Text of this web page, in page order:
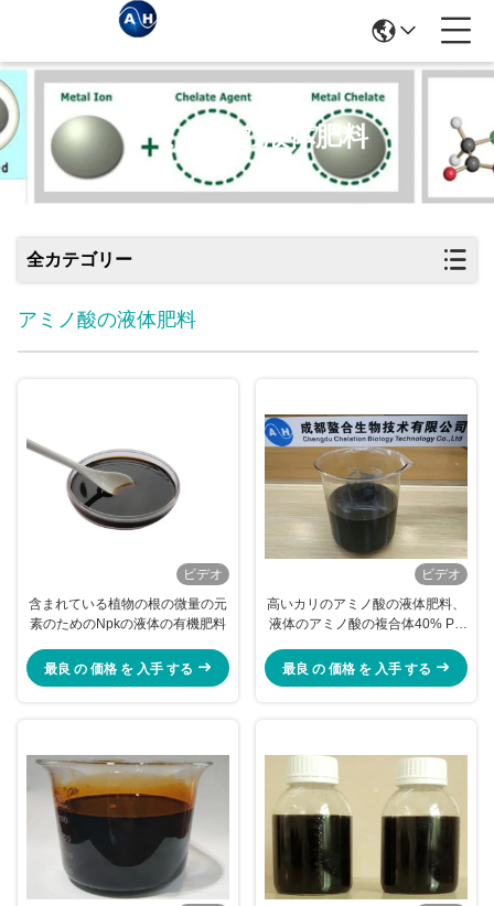
アミノ酸の液体肥料
全カテゴリー
アミノ酸の液体肥料
ビデオ
含まれている植物の根の微量の元
素のためのNpkの液体の有機肥料
最良 の 価格 を 入手 する
ビデオ
高いカリのアミノ酸の液体肥料、
液体のアミノ酸の複合体40% PH
最良 の 価格 を 入手 する